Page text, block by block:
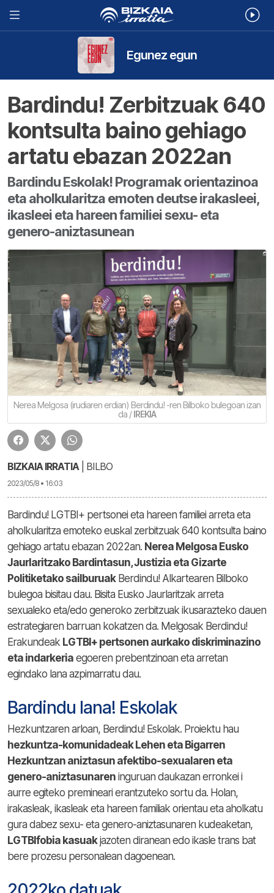
Egunez egun
Bardindu! Zerbitzuak 640
kontsulta baino gehiago
artatu ebazan 2022an
Bardindu Eskolak! Programak orientazinoa
eta aholkularitza emoten deutse irakasleei,
ikasleei eta hareen familiei sexu- eta
genero-aniztasunean
Nerea Melgosa (irudiaren erdian) Berdindu! -ren Bilboko bulegoan izan
da /IREKIA
BIZKAIA IRRATIA | BILBO
2023/05/8 • 16:03
Bardindu! LGTBI+ pertsonei eta hareen familiei arreta eta
aholkularitza emoteko euskal zerbitzuak 640 kontsulta baino
gehiago artatu ebazan 2022an. Nerea Melgosa Eusko
Jaurlaritzako Bardintasun, Justizia eta Gizarte
Politiketako sailburuakBerdindu! Alkartearen Bilboko
bulegoa bisitau dau. Bisita Eusko Jaurlaritzak arreta
sexualeko eta/edo generoko zerbitzuak ikusarazteko dauen
estrategiaren barruan kokatzen da. Melgosak Berdindu!
Erakundeak LGTBI+ pertsonen aurkako diskriminazino
eta indarkeria egoeren prebentzinoan eta arretan
egindako lana azpimarratu dau.
Bardindu lana! Eskolak
Hezkuntzaren arloan, Berdindu! Eskolak. Proiektu hau
hezkuntza-komunidadeak Lehen eta Bigarren
Hezkuntzan aniztasun afektibo-sexualaren eta
genero-aniztasunaren inguruan daukazan erronkei i
aurre egiteko premineari erantzuteko sortu da. Holan,
irakasleak, ikasleak eta hareen familiak orientau eta aholkatu
gura dabez sexu- eta genero-aniztasunaren kudeaketan,
LGTBIfobia kasuakjazoten diranean edo ikasle trans bat
bere prozesu personalean dagoenean.